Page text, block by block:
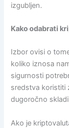
izgubljen.
Kako odabrati
Izbor ovisi o
koliko iznosa
sigurnosti
sredstva koristiti
dugoročno
Ako je